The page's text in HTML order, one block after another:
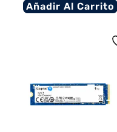
Añadir Al Carrito